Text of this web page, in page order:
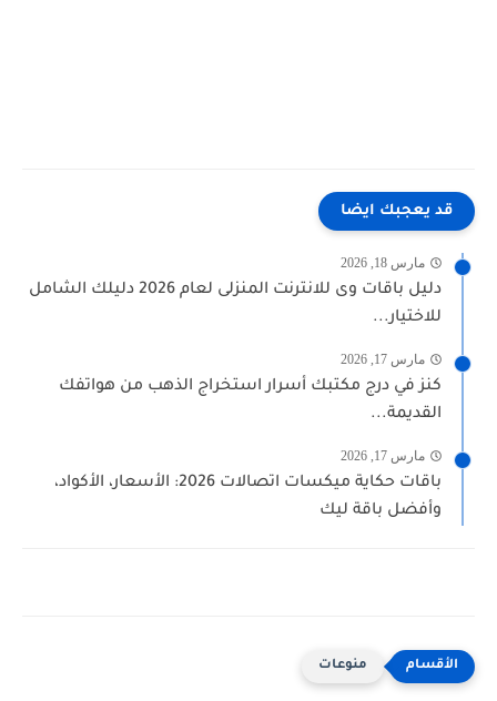
قد يعجبك ايضا
مارس 18, 2026
دليل باقات وى للانترنت المنزلى لعام 2026 دليلك الشامل
للاختيار...
مارس 17, 2026
كنز في درج مكتبك أسرار استخراج الذهب من هواتفك
القديمة...
مارس 17, 2026
باقات حكاية ميكسات اتصالات 2026: الأسعار، الأكواد،
وأفضل باقة ليك
منوعات